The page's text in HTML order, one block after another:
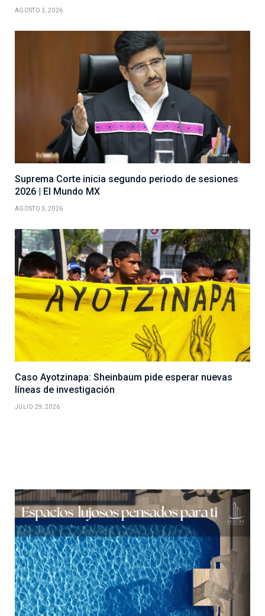
AGOSTO 3, 2026
Suprema Corte inicia segundo periodo de sesiones
2026 | El Mundo MX
AGOSTO 3, 2026
Caso Ayotzinapa: Sheinbaum pide esperar nuevas
líneas de investigación
JULIO 29, 2026